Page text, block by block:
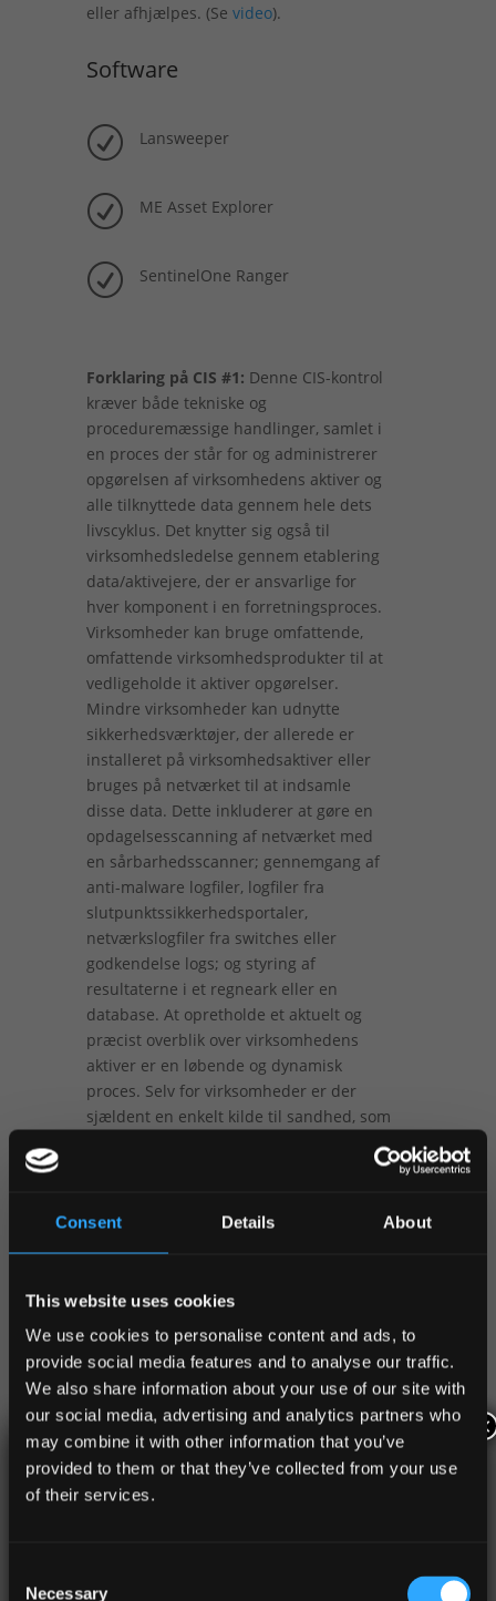
Consent Details About
This website uses cookies
We use cookies to personalise content and ads, to
provide social media features and to analyse our traffic.
We also share information about your use of our site with
our social media, advertising and analytics partners who
may combine it with other information that you’ve
provided to them or that they’ve collected from your use
of their services.
Necessary
eller afhjælpes. (Se video).
Software
R Lansweeper
R ME Asset Explorer
R SentinelOne Ranger
Forklaring på CIS #1: Denne CIS-kontrol
kræver både tekniske og
proceduremæssige handlinger, samlet i
en proces der står for og administrerer
opgørelsen af ​​virksomhedens aktiver og
alle tilknyttede data gennem hele dets
livscyklus. Det knytter sig også til
virksomhedsledelse gennem etablering
data/aktivejere, der er ansvarlige for
hver komponent i en forretningsproces.
Virksomheder kan bruge omfattende,
omfattende virksomhedsprodukter til at
vedligeholde it aktiver opgørelser.
Mindre virksomheder kan udnytte
sikkerhedsværktøjer, der allerede er
installeret på virksomhedsaktiver eller
bruges på netværket til at indsamle
disse data. Dette inkluderer at gøre en
opdagelsesscanning af netværket med
en sårbarhedsscanner; gennemgang af
anti-malware logfiler, logfiler fra
slutpunktssikkerhedsportaler,
netværkslogfiler fra switches eller
godkendelse logs; og styring af
resultaterne i et regneark eller en
database. At opretholde et aktuelt og
præcist overblik over virksomhedens
aktiver er en løbende og dynamisk
proces. Selv for virksomheder er der
sjældent en enkelt kilde til sandhed, som
virksomhedsaktiver er ikke altid klargjort
kilder skal “crowd-sourced” for at
aktivt scanne regelmæssigt ved at sende
identificere aktiver forbundet med
netværk. Ud over aktivkilder nævnt
ovenfor for små virksomheder,
større virksomheder kan indsamle data
fra cloud-portaler og logfiler fra
virksomhedsplatforme som f.eks som:
Active Directory (AD), Single Sign-On
×